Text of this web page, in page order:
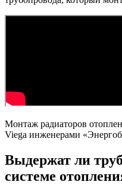
Монтаж радиаторов
Viega инженерами
Выдержат ли
системе